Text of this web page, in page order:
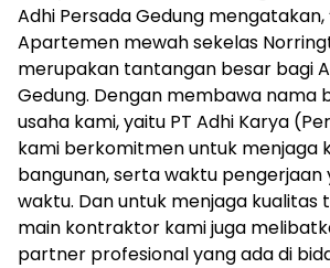
Adhi Persada Gedung
Apartemen mewah sekelas
merupakan tantangan besar bagi
Gedung. Dengan membawa nama
usaha kami, yaitu PT Adhi Karya
kami berkomitmen untuk menjaga
bangunan, serta waktu
waktu. Dan untuk menjaga kualitas
main kontraktor kami juga
partner profesional yang ada di